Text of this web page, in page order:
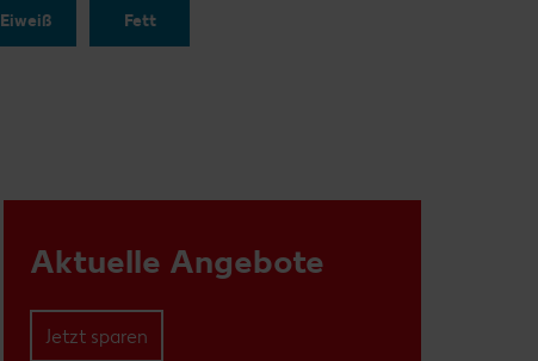
Eiweiß Fett
Aktuelle Angebote
Jetzt sparen